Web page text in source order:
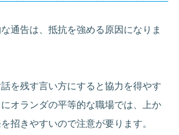
通告は、抵抗を強める原因になりま
を残す言い方にすると協力を得やす
オランダの平等的な職場では、上か
招きやすいので注意が要ります。